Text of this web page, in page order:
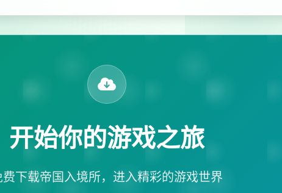
开始你的游戏之旅
费下载帝国入境所，进入精彩的游戏世界